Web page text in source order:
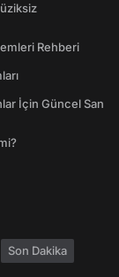
Rehberi
İçin Güncel San
Son Dakika